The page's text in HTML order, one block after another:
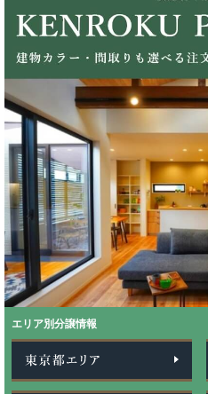
エリア別分譲情報